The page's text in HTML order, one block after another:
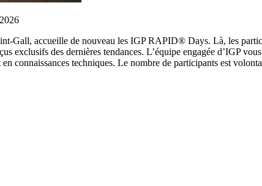
Gall, accueille de nouveau les IGP RAPID® Days. Là, les
exclusifs des dernières tendances. L’équipe engagée d’IGP
connaissances techniques. Le nombre de participants est